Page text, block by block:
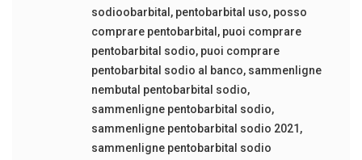
sodioobarbital , pentobarbital uso, posso
comprare pentobarbital , puoi comprare
pentobarbital sodio, puoi comprare
pentobarbital sodio al banco, sammenligne
nembutal pentobarbital sodio,
sammenligne pentobarbital sodio,
sammenligne pentobarbital sodio 2021 ,
sammenligne pentobarbital sodio